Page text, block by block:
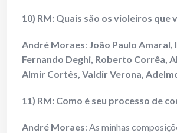
10) RM: Quais são os violeiros que
André Moraes: João Paulo Amaral,
Fernando Deghi, Roberto Corrêa,
Almir Cortês, Valdir Verona,
11) RM: Como é seu processo de
André Moraes: As minhas